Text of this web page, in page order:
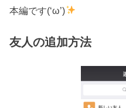
本編です(‘ω’)
友人の追加方法